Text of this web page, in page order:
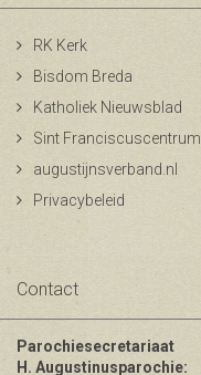
RK Kerk
Bisdom Breda
Katholiek Nieuwsblad
Sint Franciscuscentrum
augustijnsverband.nl
Privacybeleid
Contact
Parochiesecretariaat
H. Augustinusparochie: